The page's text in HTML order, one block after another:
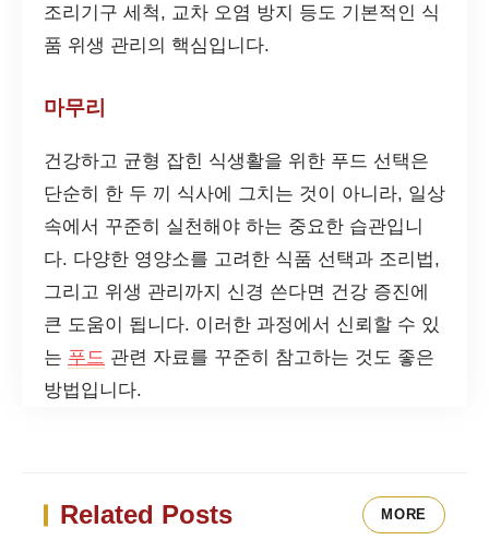
조리기구 세척, 교차 오염 방지 등도 기본적인 식
품 위생 관리의 핵심입니다.
마무리
건강하고 균형 잡힌 식생활을 위한 푸드 선택은
단순히 한 두 끼 식사에 그치는 것이 아니라, 일상
속에서 꾸준히 실천해야 하는 중요한 습관입니
다. 다양한 영양소를 고려한 식품 선택과 조리법,
그리고 위생 관리까지 신경 쓴다면 건강 증진에
큰 도움이 됩니다. 이러한 과정에서 신뢰할 수 있
는 푸드 관련 자료를 꾸준히 참고하는 것도 좋은
방법입니다.
Related Posts MORE